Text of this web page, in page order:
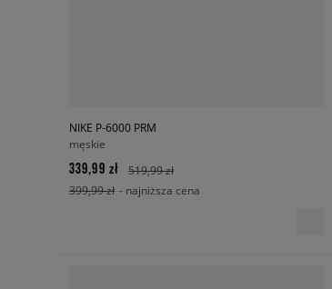
NIKE P-6000 PRM
męskie
339,99 zł
519,99 zł
399,99 zł - najniższa cena